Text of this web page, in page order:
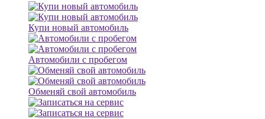
Купи новый автомобиль
Автомобили с пробегом
Обменяй свой автомобиль